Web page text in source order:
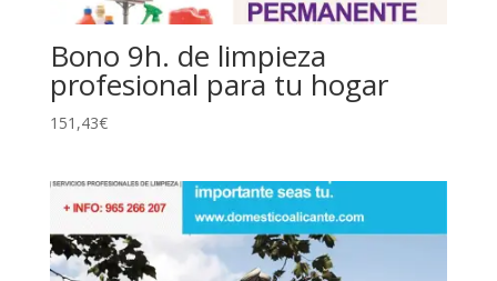
Bono 9h. de limpieza
profesional para tu hogar
151,43€